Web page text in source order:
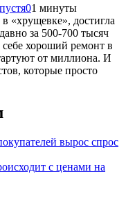
01 минуты
«хрущевке», достигла
за 500-700 тысяч
хороший ремонт в
от миллиона. И
которые просто
вырос спрос
с ценами на